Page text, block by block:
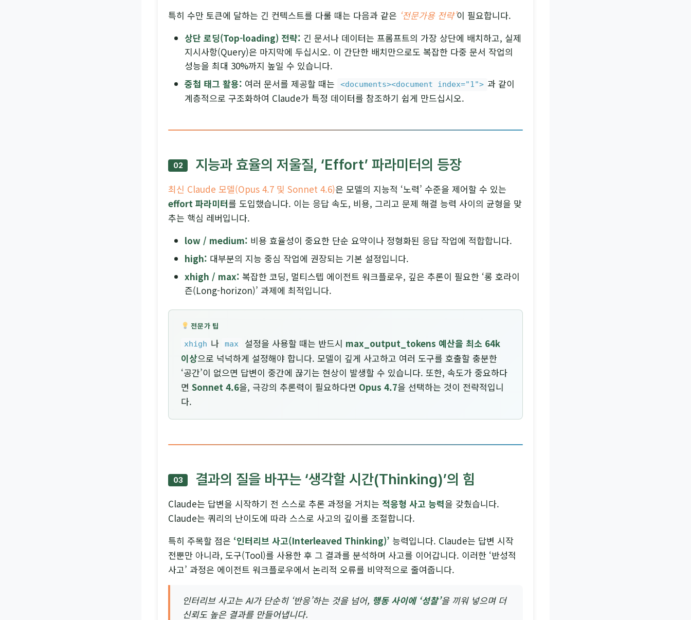
특히 수만 토큰에 달하는 긴 컨텍스트를 다룰 때는 다음과 같은 ‘전문가용 전략’이 필요합니다.
상단 로딩(Top-loading) 전략: 긴 문서나 데이터는 프롬프트의 가장 상단에 배치하고, 실제
지시사항(Query)은 마지막에 두십시오. 이 간단한 배치만으로도 복잡한 다중 문서 작업의
성능을 최대 30%까지 높일 수 있습니다.
중첩 태그 활용: 여러 문서를 제공할 때는 <documents><document index="1"> 과 같이
계층적으로 구조화하여 Claude가 특정 데이터를 참조하기 쉽게 만드십시오.
02 지능과 효율의 저울질, ‘Effort’ 파라미터의 등장
최신 Claude 모델(Opus 4.7 및 Sonnet 4.6)은 모델의 지능적 ‘노력’ 수준을 제어할 수 있는
effort 파라미터를 도입했습니다. 이는 응답 속도, 비용, 그리고 문제 해결 능력 사이의 균형을 맞
추는 핵심 레버입니다.
low / medium: 비용 효율성이 중요한 단순 요약이나 정형화된 응답 작업에 적합합니다.
high: 대부분의 지능 중심 작업에 권장되는 기본 설정입니다.
xhigh / max: 복잡한 코딩, 멀티스텝 에이전트 워크플로우, 깊은 추론이 필요한 ‘롱 호라이
즌(Long-horizon)’ 과제에 최적입니다.
전문가 팁
xhigh 나 max 설정을 사용할 때는 반드시 max_output_tokens 예산을 최소 64k
이상으로 넉넉하게 설정해야 합니다. 모델이 깊게 사고하고 여러 도구를 호출할 충분한
‘공간’이 없으면 답변이 중간에 끊기는 현상이 발생할 수 있습니다. 또한, 속도가 중요하다
면 Sonnet 4.6을, 극강의 추론력이 필요하다면 Opus 4.7을 선택하는 것이 전략적입니
다.
03 결과의 질을 바꾸는 ‘생각할 시간(Thinking)’의 힘
Claude는 답변을 시작하기 전 스스로 추론 과정을 거치는 적응형 사고 능력을 갖췄습니다.
Claude는 쿼리의 난이도에 따라 스스로 사고의 깊이를 조절합니다.
특히 주목할 점은 ‘인터리브 사고(Interleaved Thinking)’ 능력입니다. Claude는 답변 시작
전뿐만 아니라, 도구(Tool)를 사용한 후 그 결과를 분석하며 사고를 이어갑니다. 이러한 ‘반성적
사고’ 과정은 에이전트 워크플로우에서 논리적 오류를 비약적으로 줄여줍니다.
인터리브 사고는 AI가 단순히 ‘반응’하는 것을 넘어, 행동 사이에 ‘성찰’을 끼워 넣으며 더
신뢰도 높은 결과를 만들어냅니다.